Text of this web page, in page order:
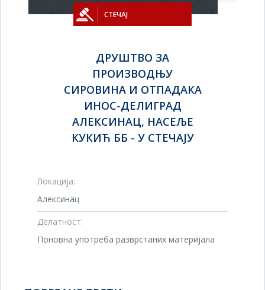
СТЕЧАЈ
ДРУШТВО ЗА
ПРОИЗВОДЊУ
СИРОВИНА И ОТПАДАКА
ИНОС-ДЕЛИГРАД
АЛЕКСИНАЦ, НАСЕЉЕ
КУКИЋ ББ - У СТЕЧАЈУ
Локација:
Алексинац
Делатност:
Поновна употреба разврстаних материјала